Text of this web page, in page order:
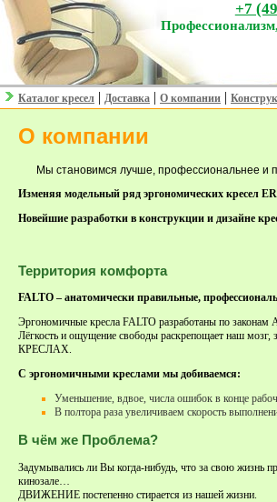
+7
Каталог кресел | Доставка | О компании |
О компании
Мы становимся лучше, профессиональнее и
Изменяя модельный ряд эргономических кресел
Новейшие разработки в конструкции и дизайне
Территория комфорта
FALTO – анатомически правильные,
Эргономичные кресла FALTO разработаны по
Лёгкость и ощущение свободы раскрепощает наш мозг,
КРЕСЛАХ.
С эргономичными креслами мы добиваемся:
Уменьшение, вдвое, числа ошибок в конце
В полтора раза увеличиваем скорость
В чём же Проблема?
Задумывались ли Вы когда-нибудь, что за свою жизнь
кинозале…
ДВИЖЕНИЕ постепенно стирается из нашей жизни.